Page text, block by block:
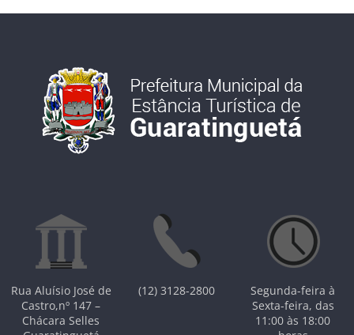
Rua Aluísio José de
Castro,nº 147 –
Chácara Selles
(12) 3128-2800
Segunda-feira à
Sexta-feira, das
11:00 às 18:00